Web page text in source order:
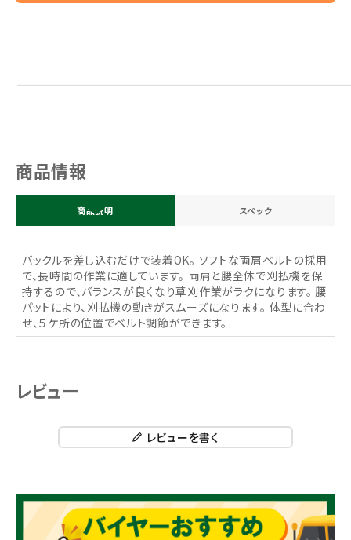
商品情報
商品説明 スペック
バックルを差し込むだけで装着OK。 ソフトな両肩ベルトの採用
で、長時間の作業に適しています。 両肩と腰全体で刈払機を保
持するので、バランスが良くなり草刈作業がラクになります。 腰
パットにより、刈払機の動きがスムーズになります。 体型に合わ
せ、５ケ所の位置でベルト調節ができます。
レビュー
レビューを書く